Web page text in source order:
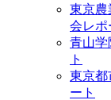
東京
会レポ
青山
ト
東京
ート